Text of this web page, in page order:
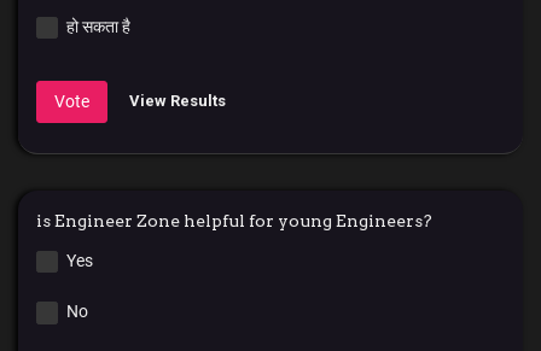
हो सकता है
Vote View Results
is Engineer Zone helpful for young Engineers?
Yes
No